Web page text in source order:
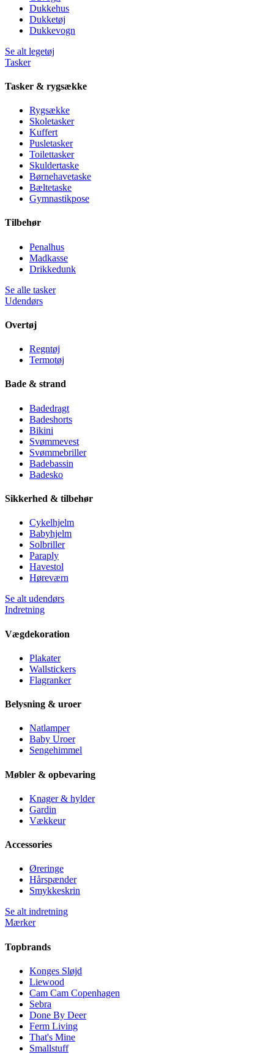
Dukkehus
Dukketøj
Dukkevogn
Se alt legetøj
Tasker
Tasker & rygsække
Rygsække
Skoletasker
Kuffert
Pusletasker
Toilettasker
Skuldertaske
Børnehavetaske
Bæltetaske
Gymnastikpose
Tilbehør
Penalhus
Madkasse
Drikkedunk
Se alle tasker
Udendørs
Overtøj
Regntøj
Termotøj
Bade & strand
Badedragt
Badeshorts
Bikini
Svømmevest
Svømmebriller
Badebassin
Badesko
Sikkerhed & tilbehør
Cykelhjelm
Babyhjelm
Solbriller
Paraply
Havestol
Høreværn
Se alt udendørs
Indretning
Vægdekoration
Plakater
Wallstickers
Flagranker
Belysning & uroer
Natlamper
Baby Uroer
Sengehimmel
Møbler & opbevaring
Knager & hylder
Gardin
Vækkeur
Accessories
Øreringe
Hårspænder
Smykkeskrin
Se alt indretning
Mærker
Topbrands
Konges Sløjd
Liewood
Cam Cam Copenhagen
Sebra
Done By Deer
Ferm Living
That's Mine
Smallstuff